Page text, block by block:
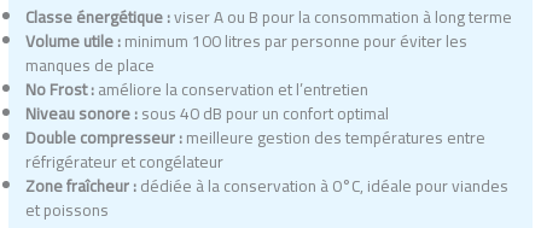
Classe énergétique :viser A ou B pour la consommation à long terme
Volume utile :minimum 100 litres par personne pour éviter les
manques de place
No Frost :améliore la conservation et l’entretien
Niveau sonore :sous 40 dB pour un confort optimal
Double compresseur :meilleure gestion des températures entre
réfrigérateur et congélateur
Zone fraîcheur :dédiée à la conservation à 0°C, idéale pour viandes
et poissons